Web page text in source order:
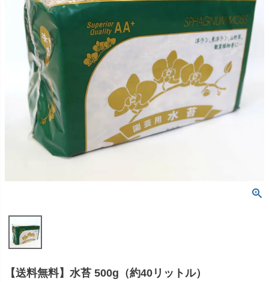
【送料無料】水苔 500g（約40リットル）